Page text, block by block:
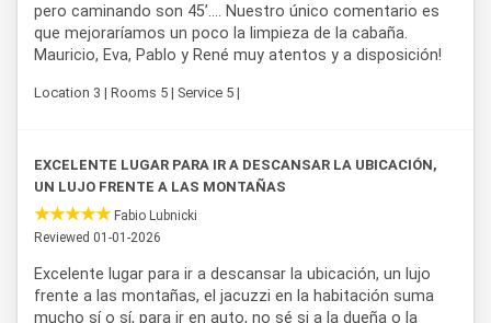
pero caminando son 45’…. Nuestro único comentario es
que mejoraríamos un poco la limpieza de la cabaña.
Mauricio, Eva, Pablo y René muy atentos y a disposición!
Location 3 | Rooms 5 | Service 5 |
EXCELENTE LUGAR PARA IR A DESCANSAR LA UBICACIÓN,
UN LUJO FRENTE A LAS MONTAÑAS
Fabio Lubnicki
Reviewed 01-01-2026
Excelente lugar para ir a descansar la ubicación, un lujo
frente a las montañas, el jacuzzi en la habitación suma
mucho sí o sí, para ir en auto, no sé si a la dueña o la